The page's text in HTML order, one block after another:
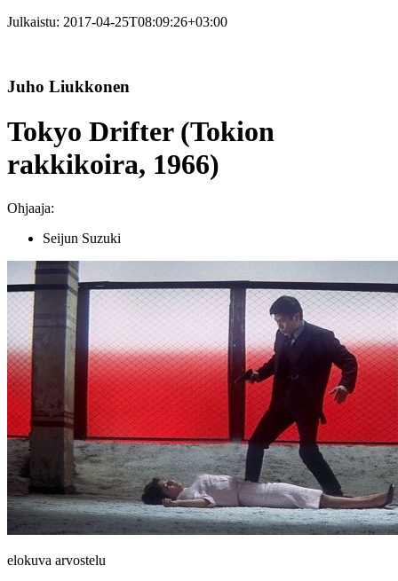
Julkaistu: 2017-04-25T08:09:26+03:00
Juho Liukkonen
Tokyo Drifter (Tokion
rakkikoira, 1966)
Ohjaaja:
Seijun Suzuki
elokuva arvostelu